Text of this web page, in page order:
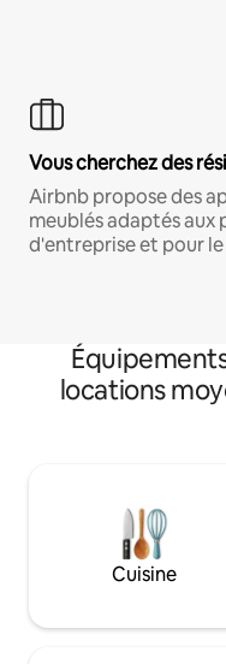
Vous cherchez des
Airbnb propose des
meublés adaptés aux
d'entreprise et pour
locations
Cuisine